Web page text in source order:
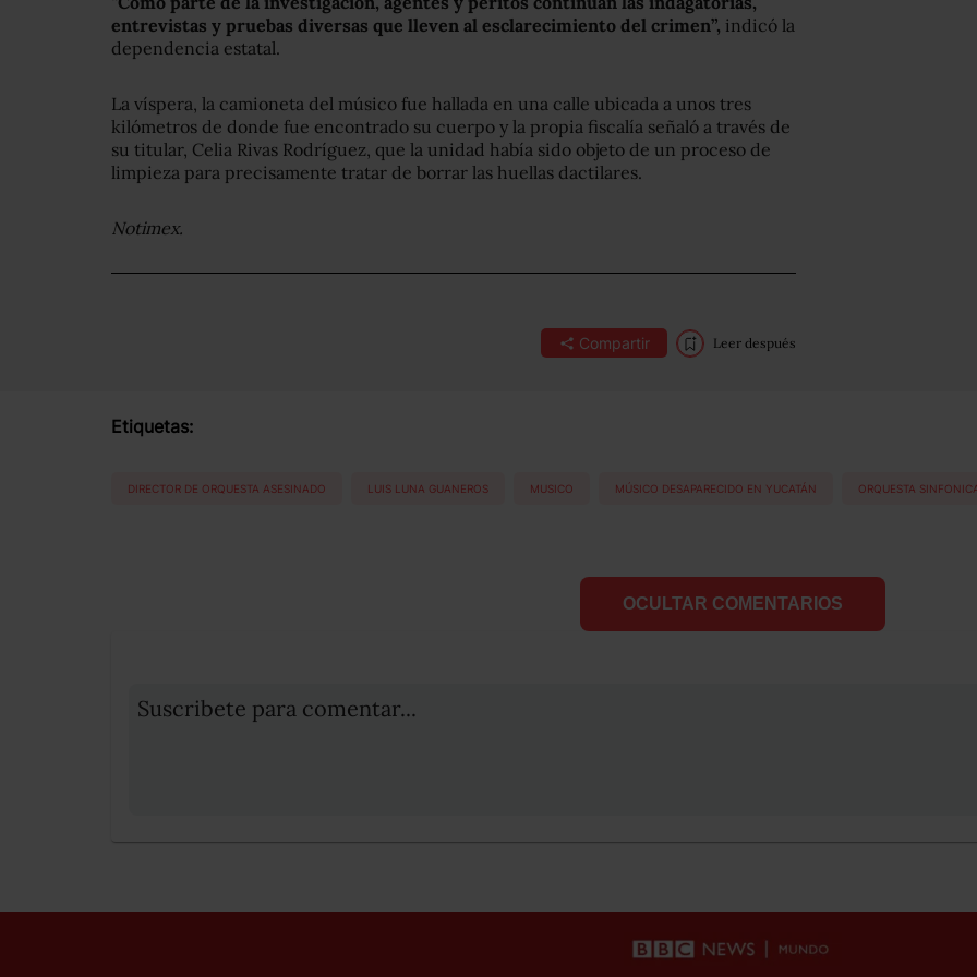
entrevistas y pruebas diversas que lleven al esclarecimiento del crimen”, indicó la
dependencia estatal.
La víspera, la camioneta del músico fue hallada en una calle ubicada a unos tres
kilómetros de donde fue encontrado su cuerpo y la propia fiscalía señaló a través de
su titular, Celia Rivas Rodríguez, que la unidad había sido objeto de un proceso de
limpieza para precisamente tratar de borrar las huellas dactilares.
Notimex.
Compartir Leer después
Etiquetas:
DIRECTOR DE ORQUESTA ASESINADO LUIS LUNA GUANEROS MUSICO MÚSICO DESAPARECIDO EN YUCATÁN ORQUESTA
OCULTAR COMENTARIOS
Suscribete para comentar...